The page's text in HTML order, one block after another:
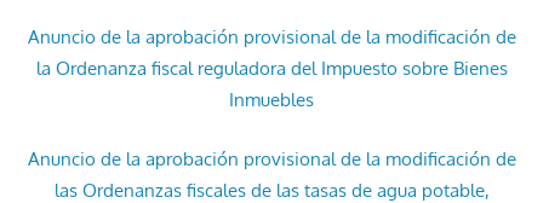
Anuncio de la aprobación provisional de la modificación de
la Ordenanza fiscal reguladora del Impuesto sobre Bienes
Inmuebles
Anuncio de la aprobación provisional de la modificación de
las Ordenanzas fiscales de las tasas de agua potable,